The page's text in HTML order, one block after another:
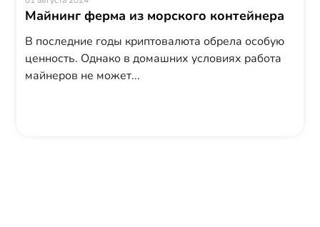
Майнинг ферма из морского контейнера
В последние годы криптовалюта обрела особую
ценность. Однако в домашних условиях работа
майнеров не может...